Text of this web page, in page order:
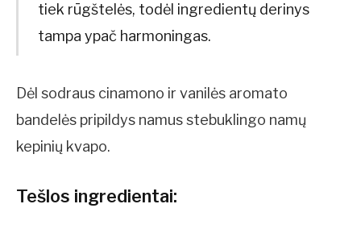
tiek rūgštelės, todėl ingredientų derinys
tampa ypač harmoningas.
Dėl sodraus cinamono ir vanilės aromato
bandelės pripildys namus stebuklingo namų
kepinių kvapo.
Tešlos ingredientai: